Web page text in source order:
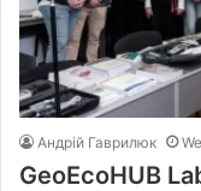
Андрій Гаврилюк
GeoEcoHUB